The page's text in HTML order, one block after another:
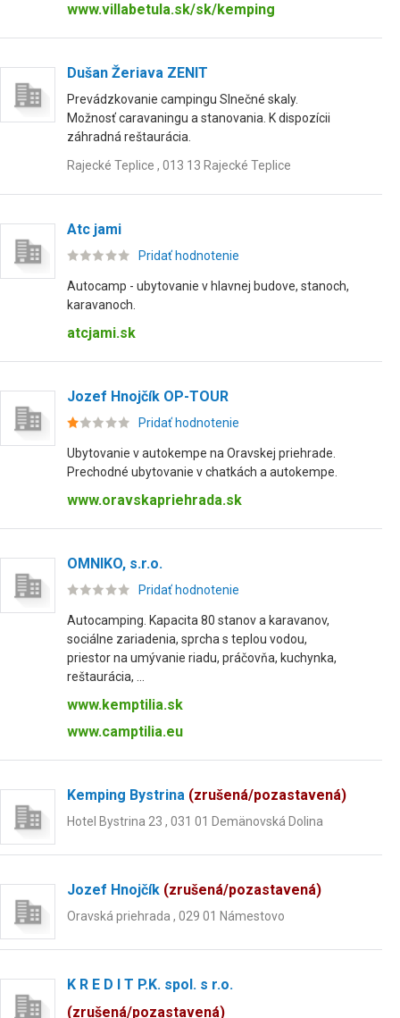
www.villabetula.sk/sk/kemping
Dušan Žeriava ZENIT
Prevádzkovanie campingu Slnečné skaly.
Možnosť caravaningu a stanovania. K dispozícii
záhradná reštaurácia.
Rajecké Teplice , 013 13 Rajecké Teplice
Atc jami
Pridať hodnotenie
Autocamp - ubytovanie v hlavnej budove, stanoch,
karavanoch.
atcjami.sk
Jozef Hnojčík OP-TOUR
Pridať hodnotenie
Ubytovanie v autokempe na Oravskej priehrade.
Prechodné ubytovanie v chatkách a autokempe.
www.oravskapriehrada.sk
OMNIKO, s.r.o.
Pridať hodnotenie
Autocamping. Kapacita 80 stanov a karavanov,
sociálne zariadenia, sprcha s teplou vodou,
priestor na umývanie riadu, práčovňa, kuchynka,
reštaurácia, ...
www.kemptilia.sk
www.camptilia.eu
Kemping Bystrina (zrušená/pozastavená)
Hotel Bystrina 23 , 031 01 Demänovská Dolina
Jozef Hnojčík (zrušená/pozastavená)
Oravská priehrada , 029 01 Námestovo
K R E D I T P.K. spol. s r.o.
(zrušená/pozastavená)